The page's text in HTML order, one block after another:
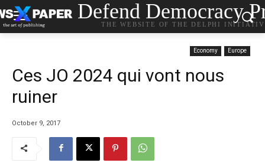
Defend Democracy
THE WEBSITE OF THE DELPHI
Economy Europe
Ces JO 2024 qui vont nous
ruiner
October 9, 2017